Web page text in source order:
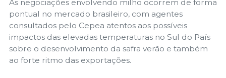
As negociações envolvendo milho ocorrem de forma
pontual no mercado brasileiro, com agentes
consultados pelo Cepea atentos aos possíveis
impactos das elevadas temperaturas no Sul do País
sobre o desenvolvimento da safra verão e também
ao forte ritmo das exportações.